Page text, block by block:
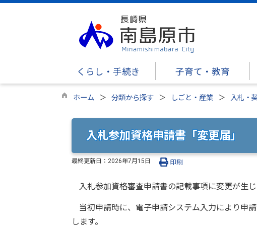
くらし・手続き 子育て・教育
ホーム 分類から探す しごと・産業 入札・
入札参加資格申請書「変更届」
最終更新日： 2026年7月15日 印刷
入札参加資格審査申請書の記載事項に変更が生
当初申請時に、電子申請システム入力により申
します。